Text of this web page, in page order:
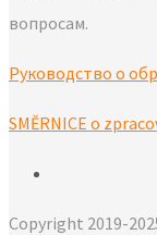
вопросам.
Руководство о
SMĚRNICE o
Copyright 2019-